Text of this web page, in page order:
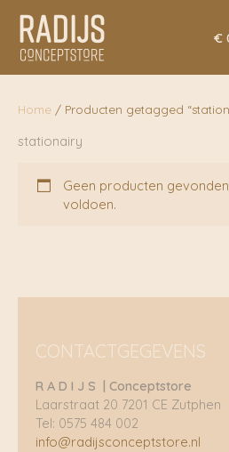
naar
inhoud
€
Home / Producten getagged
stationairy
Geen producten
voldoen.
CONTACTGEGEVENS
R A D I J S | Conceptstore
Laarstraat 20 7201 CE Zutphen
Tel: 0575 484 002
info@radijsconceptstore.nl